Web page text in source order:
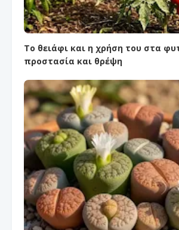
Το θειάφι και η χρήση του στα
προστασία και θρέψη